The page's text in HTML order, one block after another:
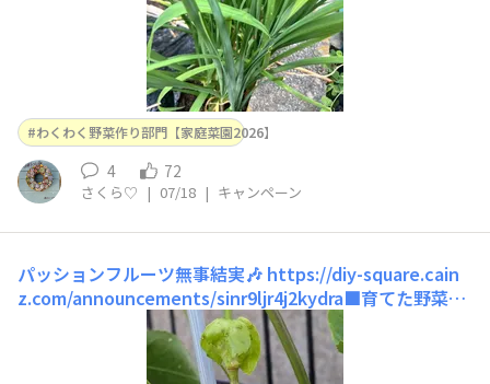
わくわく野菜作り部門【家庭菜園2026】
4 72
さくら♡ | 07/18 | キャンペーン
パッションフルーツ無事結実🎶 https://diy-square.cain
z.com/announcements/sinr9ljr4j2kydra■育てた野菜パ
ッションフルーツ🥭 ■エピソードや工夫ポイントお花が
咲いた7/11になんとか人工授粉をしました！次の日はも
うこんな風になっていて本当に人工授粉できるのは咲いて